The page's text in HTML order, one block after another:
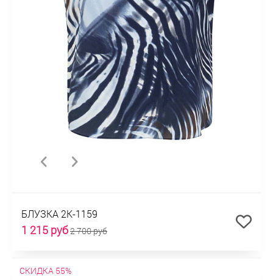
БЛУЗКА 2К-1159
1 215 руб2 700 руб
СКИДКА 55%